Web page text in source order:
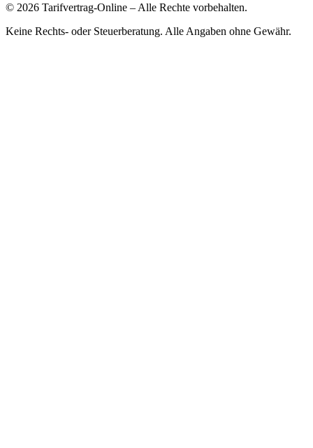
© 2026 Tarifvertrag-Online – Alle Rechte vorbehalten.
Keine Rechts- oder Steuerberatung. Alle Angaben ohne Gewähr.